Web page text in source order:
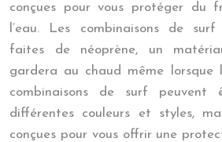
conçues pour vous protéger du
l’eau. Les combinaisons de
faites de néoprène, un
gardera au chaud même lorsque
combinaisons de surf peuvent
différentes couleurs et styles,
conçues pour vous offrir une